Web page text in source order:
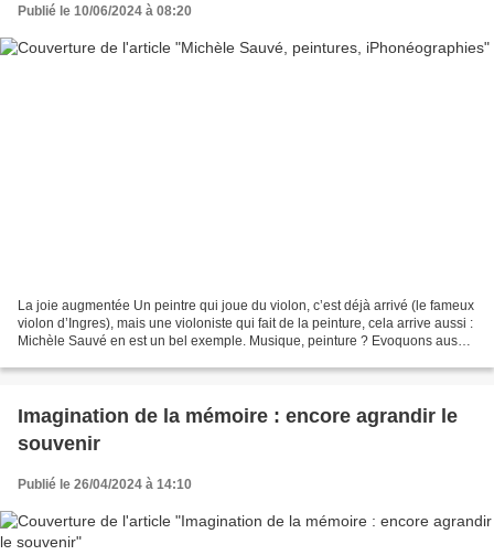
Publié le 10/06/2024 à 08:20
La joie augmentée Un peintre qui joue du violon, c’est déjà arrivé (le fameux
violon d’Ingres), mais une violoniste qui fait de la peinture, cela arrive aussi :
Michèle Sauvé en est un bel exemple. Musique, peinture ? Evoquons aussi
Imagination de la mémoire : encore agrandir le
souvenir
Publié le 26/04/2024 à 14:10